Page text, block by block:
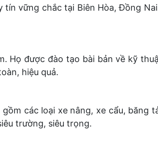
tín vững chắc tại Biên Hòa, Đồng
Họ được đào tạo bài bản về kỹ
hiệu quả.
các loại xe nâng, xe cẩu, băng
trường, siêu trọng.